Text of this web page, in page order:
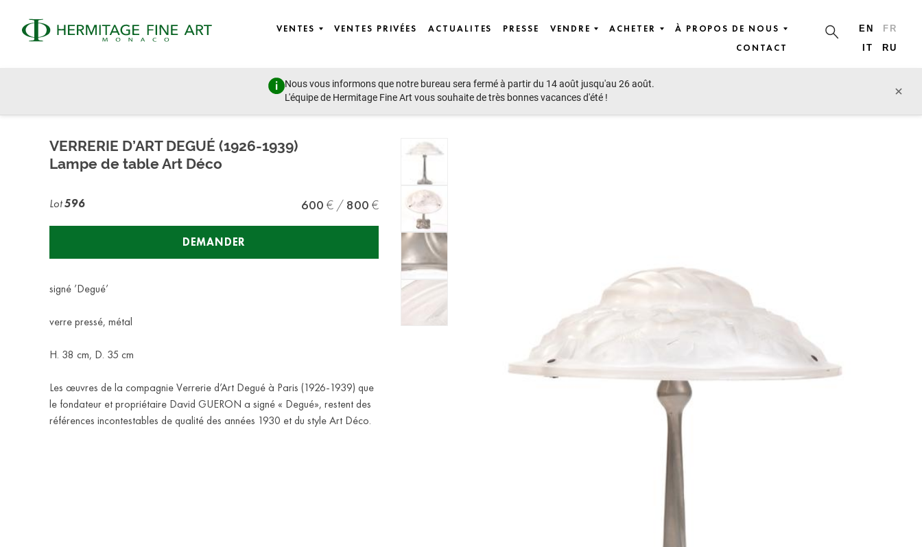
VENTES VENTES PRIVÉES ACTUALITES PRESSE VENDRE ACHETER
À PROPOS DE NOUS
CONTACT
EN
FR
IT
RU
Nous vous informons que notre bureau sera fermé à partir du 14 août jusqu'au 26 août.
L'équipe de Hermitage Fine Art vous souhaite de très bonnes vacances d'été !
×
VERRERIE D’ART DEGUÉ (1926-1939)
Lampe de table Art Déco
Lot596 600 800
DEMANDER
signé ’Degué’
verre pressé, métal
H. 38 cm, D. 35 cm
Les œuvres de la compagnie Verrerie d’Art Degué à Paris (1926-1939) que
le fondateur et propriétaire David GUERON a signé « Degué», restent des
références incontestables de qualité des années 1930 et du style Art Déco.